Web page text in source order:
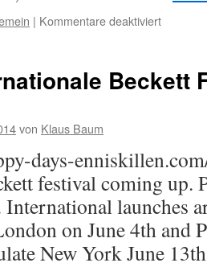
| Kommentare deaktiviert
Jürgen
Beckett
von Klaus Baum
days-
festival coming up.
launches
on June 4th and
New York June